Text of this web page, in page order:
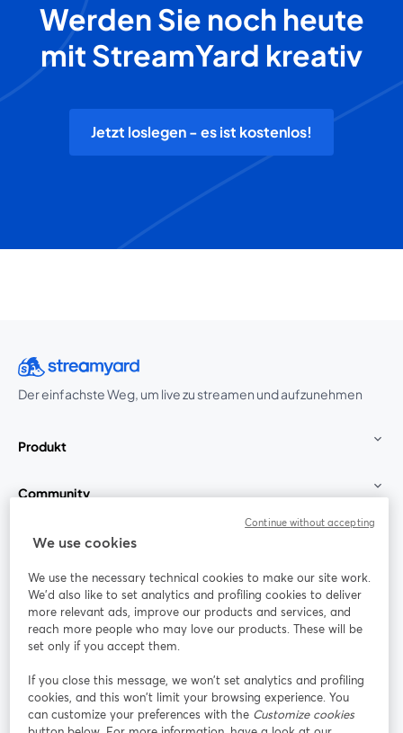
Werden Sie noch heute
mit StreamYard kreativ
Jetzt loslegen - es ist kostenlos!
Der einfachste Weg, um live zu streamen und aufzunehmen
Produkt
Community
StreamYard für
Mitmachen
Webinar Facebook
wird in einem neuen Tab geöffnet
X (Twitter)
wird in einem neuen Tab geöffnet
We use cookies
We use the necessary technical cookies to make our site work.
We'd also like to set analytics and profiling cookies to deliver
more relevant ads, improve our products and services, and
reach more people who may love our products. These will be
set only if you accept them.
If you close this message, we won’t set analytics and profiling
cookies, and this won’t limit your browsing experience. You
can customize your preferences with the Customize cookies
Continue without accepting